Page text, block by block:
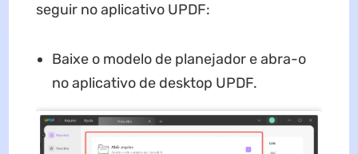
seguir no aplicativo UPDF:
Baixe o modelo de planejador e abra-o
no aplicativo de desktop UPDF.